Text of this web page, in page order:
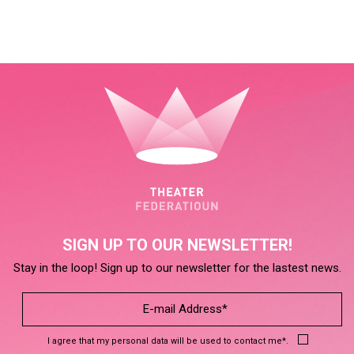
SIGN UP TO OUR NEWSLETTER!
Stay in the loop! Sign up to our newsletter for the lastest news.
I agree that my personal data will be used to contact me*.